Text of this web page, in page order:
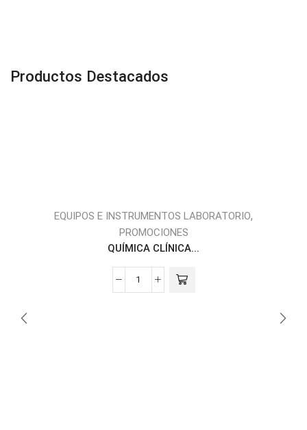
Productos Destacados
EQUIPOS E INSTRUMENTOS LABORATORIO,
PROMOCIONES
QUÍMICA CLÍNICA...